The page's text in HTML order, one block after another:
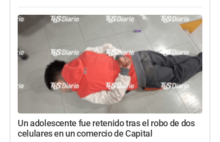
Un adolescente fue retenido tras el robo de dos
celulares en un comercio de Capital